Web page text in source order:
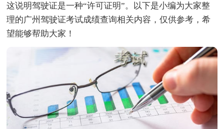
这说明驾驶证是一种“许可证明”。以下是小编为大家整
理的广州驾驶证考试成绩查询相关内容，仅供参考，希
望能够帮助大家！